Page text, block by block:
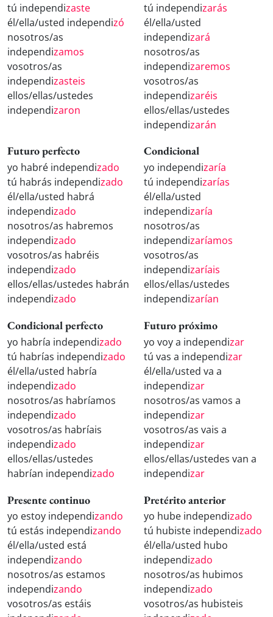
tú independizaste
él/ella/usted independizó
nosotros/as
independizamos
vosotros/as
independizasteis
ellos/ellas/ustedes
independizaron
tú independizarás
él/ella/usted
independizará
nosotros/as
independizaremos
vosotros/as
independizaréis
ellos/ellas/ustedes
independizarán
Futuro perfecto
yo habré independizado
tú habrás independizado
él/ella/usted habrá
independizado
nosotros/as habremos
independizado
vosotros/as habréis
independizado
ellos/ellas/ustedes habrán
independizado
Condicional
yo independizaría
tú independizarías
él/ella/usted
independizaría
nosotros/as
independizaríamos
vosotros/as
independizaríais
ellos/ellas/ustedes
independizarían
Condicional perfecto
yo habría independizado
tú habrías independizado
él/ella/usted habría
independizado
nosotros/as habríamos
independizado
vosotros/as habríais
independizado
ellos/ellas/ustedes
habrían independizado
Futuro próximo
yo voy a independizar
tú vas a independizar
él/ella/usted va a
independizar
nosotros/as vamos a
independizar
vosotros/as vais a
independizar
ellos/ellas/ustedes van a
independizar
Presente continuo
yo estoy independizando
tú estás independizando
él/ella/usted está
independizando
nosotros/as estamos
independizando
vosotros/as estáis
Pretérito anterior
yo hube independizado
tú hubiste independizado
él/ella/usted hubo
independizado
nosotros/as hubimos
independizado
vosotros/as hubisteis